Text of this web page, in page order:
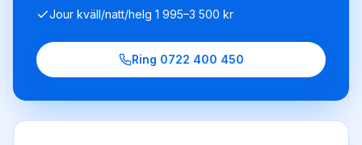
Jour kväll/natt/helg 1 995–3 500 kr
Ring 0722 400 450